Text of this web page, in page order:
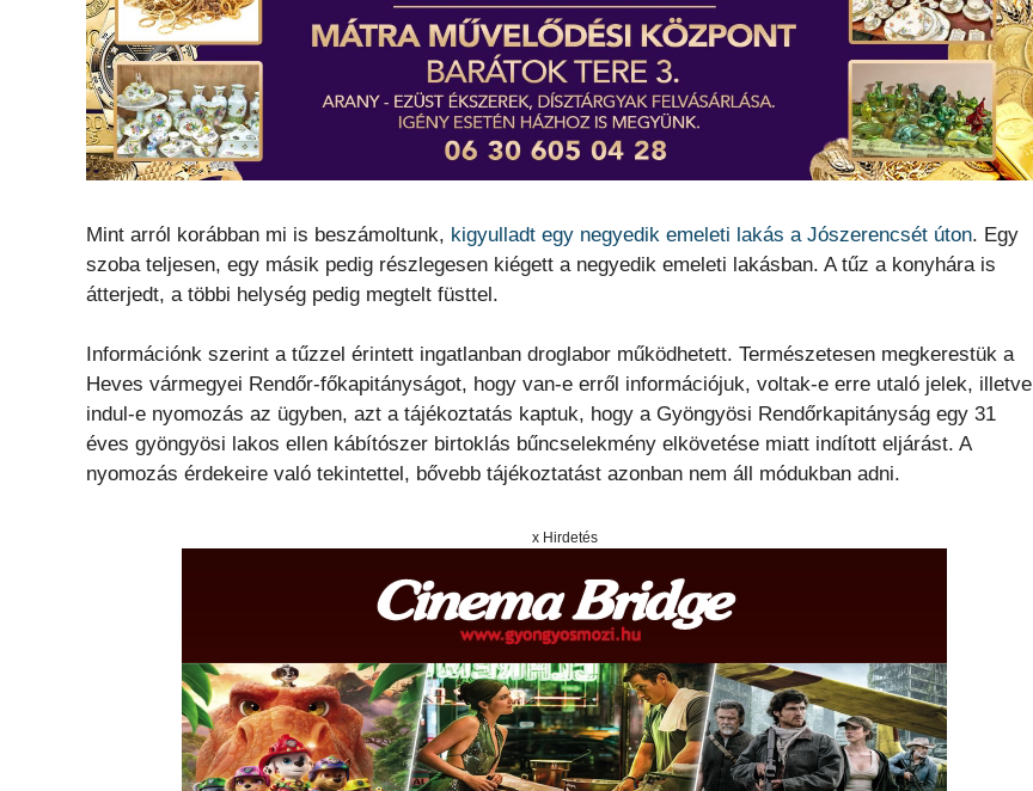
Mint arról korábban mi is beszámoltunk, kigyulladt egy negyedik emeleti lakás a Jószerencsét úton. Egy
szoba teljesen, egy másik pedig részlegesen kiégett a negyedik emeleti lakásban. A tűz a konyhára is
átterjedt, a többi helység pedig megtelt füsttel.
Információnk szerint a tűzzel érintett ingatlanban droglabor működhetett. Természetesen megkerestük a
Heves vármegyei Rendőr-főkapitányságot, hogy van-e erről információjuk, voltak-e erre utaló jelek, illetve
indul-e nyomozás az ügyben, azt a tájékoztatás kaptuk, hogy a Gyöngyösi Rendőrkapitányság egy 31
éves gyöngyösi lakos ellen kábítószer birtoklás bűncselekmény elkövetése miatt indított eljárást. A
nyomozás érdekeire való tekintettel, bővebb tájékoztatást azonban nem áll módukban adni.
x Hirdetés